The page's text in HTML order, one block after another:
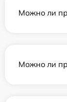
Можно ли
Можно ли